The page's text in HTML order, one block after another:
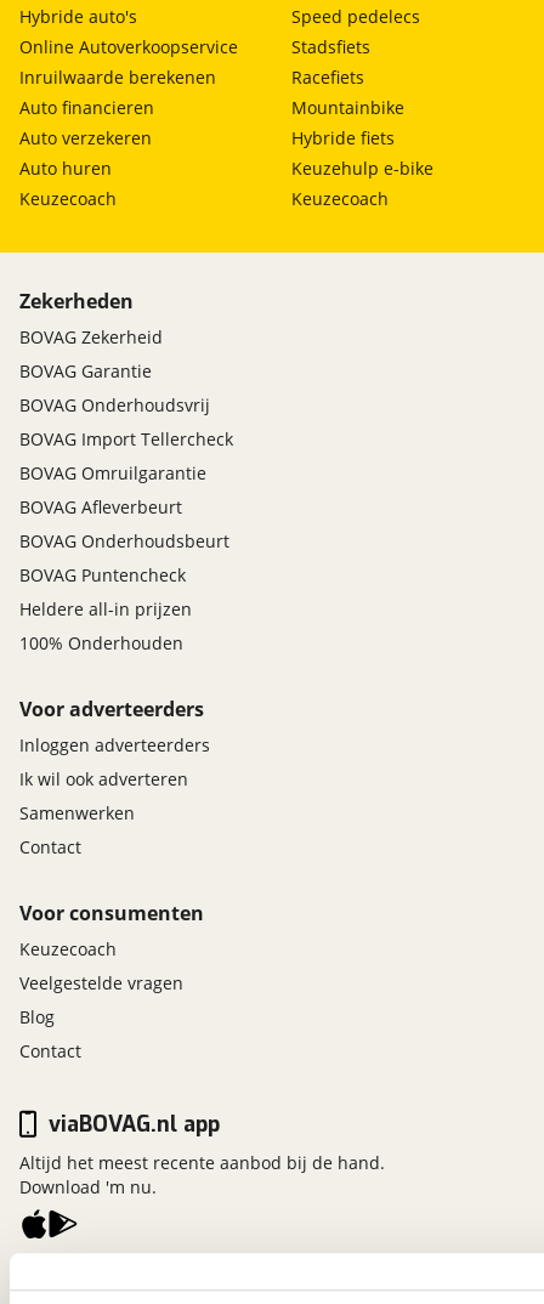
Hybride auto's
Online Autoverkoopservice
Inruilwaarde berekenen
Auto financieren
Auto verzekeren
Auto huren
Keuzecoach
Speed pedelecs
Stadsfiets
Racefiets
Mountainbike
Hybride fiets
Keuzehulp e-bike
Keuzecoach
Zekerheden
BOVAG Zekerheid
BOVAG Garantie
BOVAG Onderhoudsvrij
BOVAG Import Tellercheck
BOVAG Omruilgarantie
BOVAG Afleverbeurt
BOVAG Onderhoudsbeurt
BOVAG Puntencheck
Heldere all-in prijzen
100% Onderhouden
Voor adverteerders
Inloggen adverteerders
Ik wil ook adverteren
Samenwerken
Contact
Voor consumenten
Keuzecoach
Veelgestelde vragen
Blog
Contact
viaBOVAG.nl app
Altijd het meest recente aanbod bij de hand.
Download 'm nu.